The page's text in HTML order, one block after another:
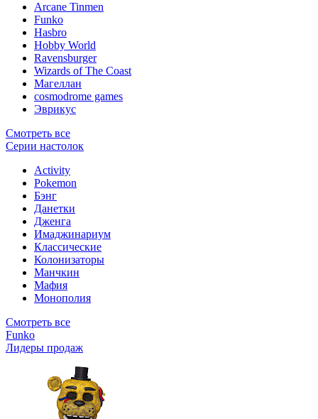
Arcane Tinmen
Funko
Hasbro
Hobby World
Ravensburger
Wizards of The Coast
Магеллан
сosmodrome games
Эврикус
Смотреть все
Серии настолок
Activity
Pokemon
Бэнг
Данетки
Дженга
Имаджинариум
Классические
Колонизаторы
Манчкин
Мафия
Монополия
Смотреть все
Funko
Лидеры продаж